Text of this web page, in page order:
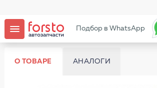
Подбор в WhatsApp
О ТОВАРЕ АНАЛОГИ